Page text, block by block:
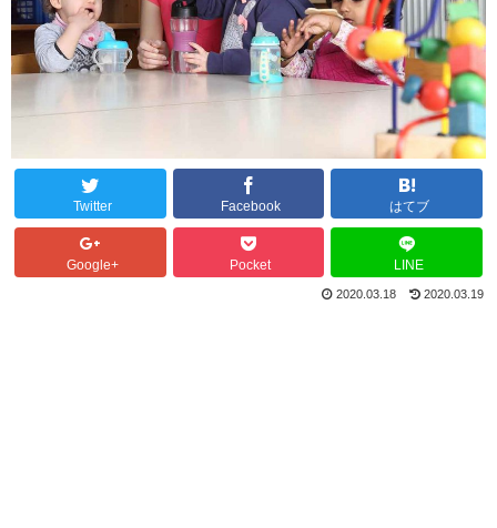
Twitter Facebook はてブ
Google+ Pocket LINE
2020.03.18 2020.03.19